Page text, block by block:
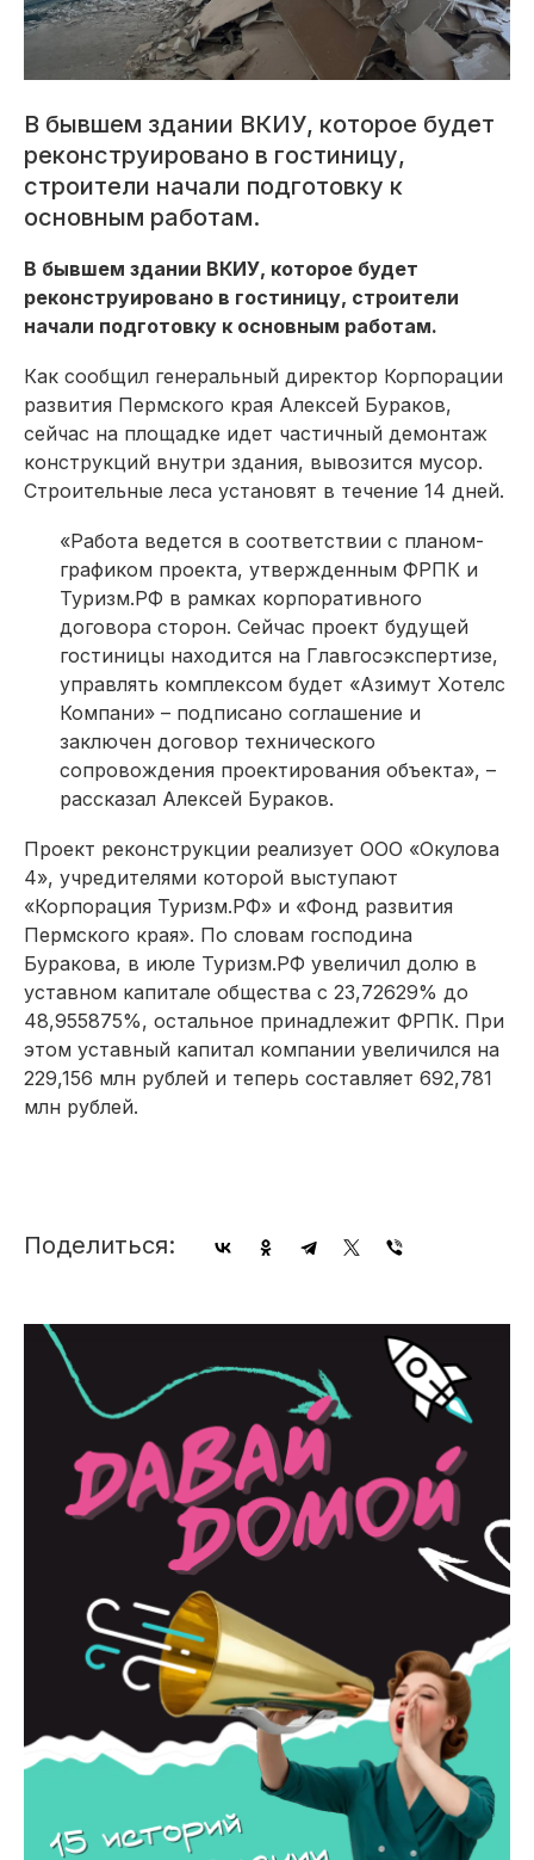
В бывшем здании ВКИУ, которое будет
реконструировано в гостиницу,
строители начали подготовку к
основным работам.
В бывшем здании ВКИУ, которое будет
реконструировано в гостиницу, строители
начали подготовку к основным работам.
Как сообщил генеральный директор Корпорации
развития Пермского края Алексей Бураков,
сейчас на площадке идет частичный демонтаж
конструкций внутри здания, вывозится мусор.
Строительные леса установят в течение 14 дней.
«Работа ведется в соответствии с планом-
графиком проекта, утвержденным ФРПК и
Туризм.РФ в рамках корпоративного
договора сторон. Сейчас проект будущей
гостиницы находится на Главгосэкспертизе,
управлять комплексом будет «Азимут Хотелс
Компани» – подписано соглашение и
заключен договор технического
сопровождения проектирования объекта», –
рассказал Алексей Бураков.
Проект реконструкции реализует ООО «Окулова
4», учредителями которой выступают
«Корпорация Туризм.РФ» и «Фонд развития
Пермского края». По словам господина
Буракова, в июле Туризм.РФ увеличил долю в
уставном капитале общества с 23,72629% до
48,955875%, остальное принадлежит ФРПК. При
этом уставный капитал компании увеличился на
229,156 млн рублей и теперь составляет 692,781
млн рублей.
Поделиться: